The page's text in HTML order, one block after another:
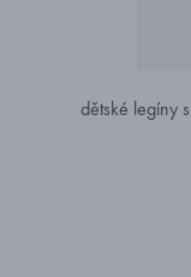
dětské legíny